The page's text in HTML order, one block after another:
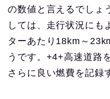
の数値と言えるでしょ
しては、走行状況にも
ターあたり18km～
うです。+4+高速道路
さらに良い燃費を記録